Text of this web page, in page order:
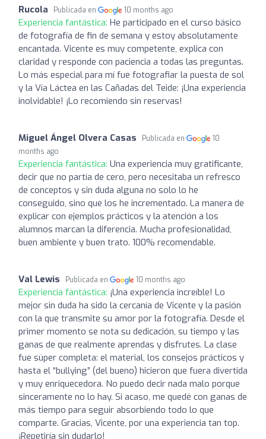
Rucola Publicada en 10 months ago
Experiencia fantástica: He participado en el curso básico
de fotografía de fin de semana y estoy absolutamente
encantada. Vicente es muy competente, explica con
claridad y responde con paciencia a todas las preguntas.
Lo más especial para mí fue fotografiar la puesta de sol
y la Vía Láctea en las Cañadas del Teide: ¡Una experiencia
inolvidable! ¡Lo recomiendo sin reservas!
Miguel Ángel Olvera Casas Publicada en
10
months ago
Experiencia fantástica: Una experiencia muy gratificante,
decir que no partía de cero, pero necesitaba un refresco
de conceptos y sin duda alguna no solo lo he
conseguido, sino que los he incrementado. La manera de
explicar con ejemplos prácticos y la atención a los
alumnos marcan la diferencia. Mucha profesionalidad,
buen ambiente y buen trato. 100% recomendable.
Val Lewis Publicada en 10 months ago
Experiencia fantástica: ¡Una experiencia increíble! Lo
mejor sin duda ha sido la cercanía de Vicente y la pasión
con la que transmite su amor por la fotografía. Desde el
primer momento se nota su dedicación, su tiempo y las
ganas de que realmente aprendas y disfrutes. La clase
fue súper completa: el material, los consejos prácticos y
hasta el “bullying” (del bueno) hicieron que fuera divertida
y muy enriquecedora. No puedo decir nada malo porque
sinceramente no lo hay. Si acaso, me quedé con ganas de
más tiempo para seguir absorbiendo todo lo que
comparte. Gracias, Vicente, por una experiencia tan top.
¡Repetiría sin dudarlo!